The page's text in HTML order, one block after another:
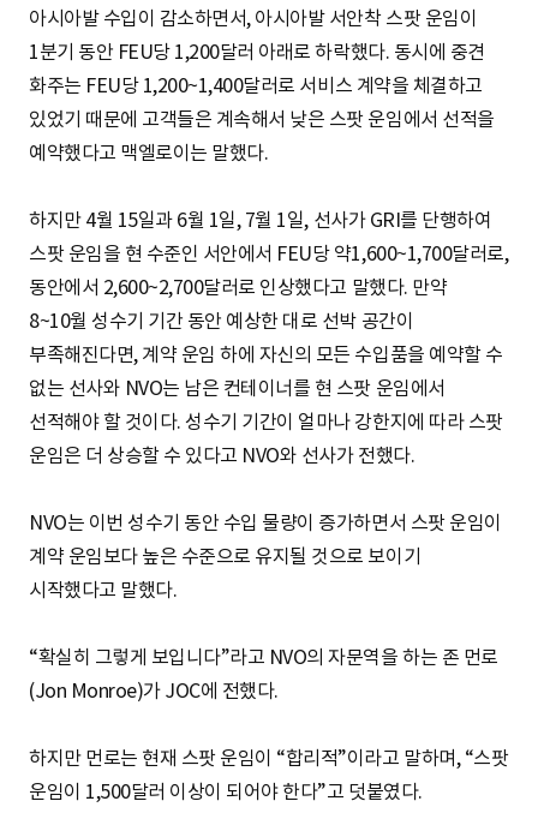
아시아발 수입이 감소하면서, 아시아발 서안착 스팟 운임이
1분기 동안 FEU당 1,200달러 아래로 하락했다. 동시에 중견
화주는 FEU당 1,200~1,400달러로 서비스 계약을 체결하고
있었기 때문에 고객들은 계속해서 낮은 스팟 운임에서 선적을
예약했다고 맥엘로이는 말했다.
하지만 4월 15일과 6월 1일, 7월 1일, 선사가 GRI를 단행하여
스팟 운임을 현 수준인 서안에서 FEU당 약1,600~1,700달러로,
동안에서 2,600~2,700달러로 인상했다고 말했다. 만약
8~10월 성수기 기간 동안 예상한 대로 선박 공간이
부족해진다면, 계약 운임 하에 자신의 모든 수입품을 예약할 수
없는 선사와 NVO는 남은 컨테이너를 현 스팟 운임에서
선적해야 할 것이다. 성수기 기간이 얼마나 강한지에 따라 스팟
운임은 더 상승할 수 있다고 NVO와 선사가 전했다.
NVO는 이번 성수기 동안 수입 물량이 증가하면서 스팟 운임이
계약 운임보다 높은 수준으로 유지될 것으로 보이기
시작했다고 말했다.
“확실히 그렇게 보입니다”라고 NVO의 자문역을 하는 존 먼로
(Jon Monroe)가 JOC에 전했다.
하지만 먼로는 현재 스팟 운임이 “합리적”이라고 말하며, “스팟
운임이 1,500달러 이상이 되어야 한다”고 덧붙였다.